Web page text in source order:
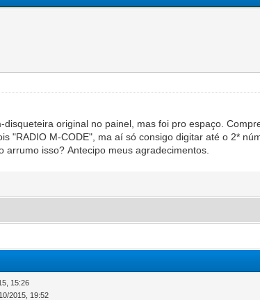
original no painel, mas foi pro espaço.
"RADIO M-CODE", ma aí só consigo digitar até o 2*
isso? Antecipo meus agradecimentos.
15:26
2015, 19:52